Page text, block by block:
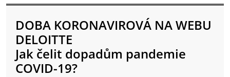
DOBA KORONAVIROVÁ NA WEBU
DELOITTE
Jak čelit dopadům pandemie
COVID-19?